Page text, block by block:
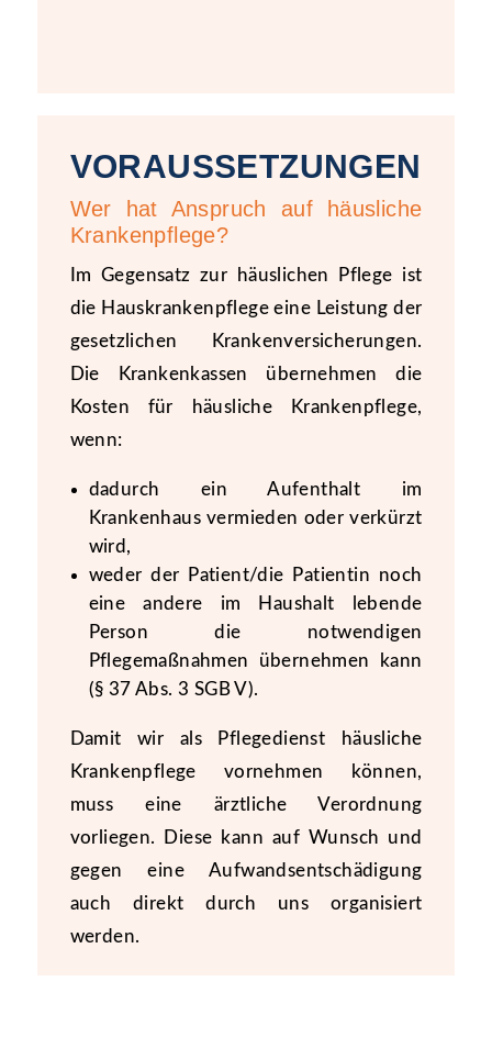
VORAUSSETZUNGEN
Wer hat Anspruch auf häusliche
Krankenpflege?
Im Gegensatz zur häuslichen Pflege ist
die Hauskrankenpflege eine Leistung der
gesetzlichen Krankenversicherungen.
Die Krankenkassen übernehmen die
Kosten für häusliche Krankenpflege,
wenn:
dadurch ein Aufenthalt im
Krankenhaus vermieden oder verkürzt
wird,
weder der Patient/die Patientin noch
eine andere im Haushalt lebende
Person die notwendigen
Pflegemaßnahmen übernehmen kann
(§ 37 Abs. 3 SGB V).
Damit wir als Pflegedienst häusliche
Krankenpflege vornehmen können,
muss eine ärztliche Verordnung
vorliegen. Diese kann auf Wunsch und
gegen eine Aufwandsentschädigung
auch direkt durch uns organisiert
werden.